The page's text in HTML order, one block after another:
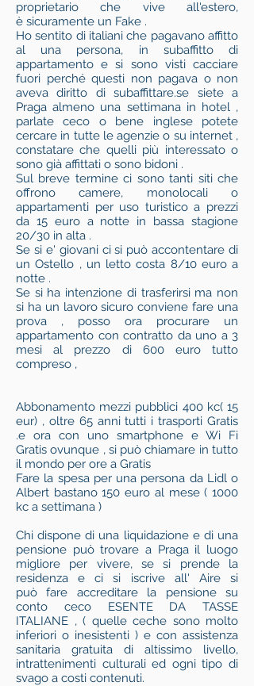
proprietario che vive all'estero,
è sicuramente un Fake .
Ho sentito di italiani che pagavano affitto
al una persona, in subaffitto di
appartamento e si sono visti cacciare
fuori perché questi non pagava o non
aveva diritto di subaffittare.se siete a
Praga almeno una settimana in hotel ,
parlate ceco o bene inglese potete
cercare in tutte le agenzie o su internet ,
constatare che quelli più interessato o
sono già affittati o sono bidoni .
Sul breve termine ci sono tanti siti che
offrono camere, monolocali o
appartamenti per uso turistico a prezzi
da 15 euro a notte in bassa stagione
20/30 in alta .
Se si e' giovani ci si può accontentare di
un Ostello , un letto costa 8/10 euro a
notte .
Se si ha intenzione di trasferirsi ma non
si ha un lavoro sicuro conviene fare una
prova , posso ora procurare un
appartamento con contratto da uno a 3
mesi al prezzo di 600 euro tutto
compreso ,
Abbonamento mezzi pubblici 400 kc( 15
eur) , oltre 65 anni tutti i trasporti Gratis
.e ora con uno smartphone e Wi Fi
Gratis ovunque , si può chiamare in tutto
il mondo per ore a Gratis
Fare la spesa per una persona da Lidl o
Albert bastano 150 euro al mese ( 1000
kc a settimana )
Chi dispone di una liquidazione e di una
pensione può trovare a Praga il luogo
migliore per vivere, se si prende la
residenza e ci si iscrive all' Aire si
può fare accreditare la pensione su
conto ceco ESENTE DA TASSE
ITALIANE , ( quelle ceche sono molto
inferiori o inesistenti ) e con assistenza
sanitaria gratuita di altissimo livello,
intrattenimenti culturali ed ogni tipo di
svago a costi contenuti.